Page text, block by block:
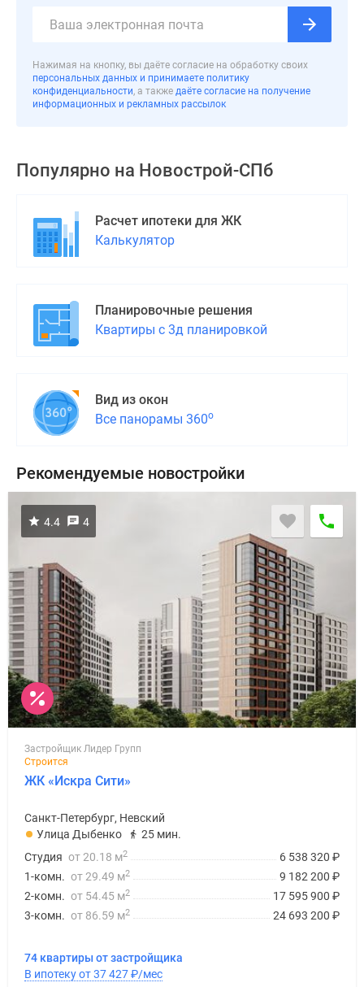
Студии
Ипотечный
калькулятор
Новостройки
Ленинградской
ипотека
скидками
класса
Новостройки
Дома
коттеджи
Коттеджные
Санкт-
Петербурге
Коттеджные
поселки
Ленинградской
обл
Готовые
коттеджные
поселки
Строящиеся
поселки
поселки
Нажимая на кнопку, вы даёте согласие на обработку своих
персональных данных и принимаете политику
конфиденциальности, а также даёте согласие на получение
информационных и рекламных рассылок
Популярно на Новострой-СПб
Расчет ипотеки для ЖК
Калькулятор
Планировочные решения
Квартиры с 3д планировкой
Вид из окон
Все панорамы 360о
Рекомендуемые новостройки
4.4 4
Застройщик Лидер Групп
Строится
ЖК «Искра Сити»
Санкт-Петербург, Невский
Улица Дыбенко
25 мин.
6 538 320 ₽
Студия от 20.18 м2
9 182 200 ₽
1-комн. от 29.49 м2
17 595 900 ₽
2-комн. от 54.45 м2
24 693 200 ₽
3-комн. от 86.59 м2
74 квартиры от застройщика
В ипотеку от 37 427₽/мес